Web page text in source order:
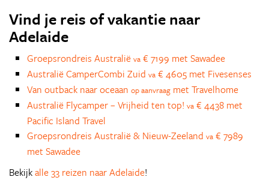
Vind je reis of vakantie naar
Adelaide
Groepsrondreis Australië va € 7199 met Sawadee
Australië CamperCombi Zuid va € 4605 met Fivesenses
Van outback naar oceaan op aanvraag met Travelhome
Australië Flycamper – Vrijheid ten top! va € 4438 met
Pacific Island Travel
Groepsrondreis Australië & Nieuw-Zeeland va € 7989
met Sawadee
Bekijkalle 33 reizen naar Adelaide!